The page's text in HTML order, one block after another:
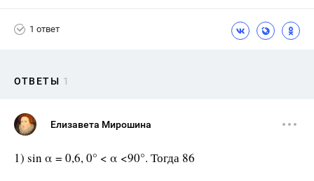
1 ответ
ОТВЕТЫ 1
Елизавета Мирошина
1) sin α = 0,6, 0° < α <90°. Тогда 86